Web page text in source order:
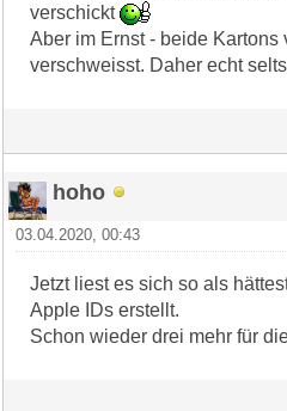
verschickt
Aber im Ernst - beide Kartons
verschweisst. Daher echt
hoho
03.04.2020, 00:43
Jetzt liest es sich so als
Apple IDs erstellt.
Schon wieder drei mehr für